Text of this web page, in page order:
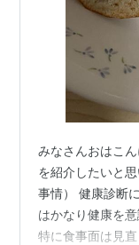
みなさんおはこ
を紹介したいと
事情） 健康診断
はかなり健康を
特に食事面は見